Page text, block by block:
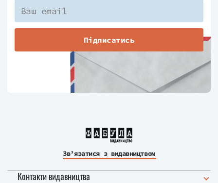
Підписатись
Зв’язатися з видавництвом
Контакти видавництва